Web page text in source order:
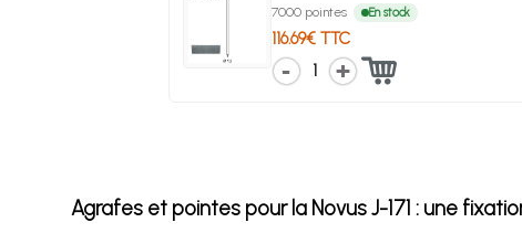
7000 pointes En stock
116.69€ TTC
1
Agrafes et pointes pour la Novus J-171 : une